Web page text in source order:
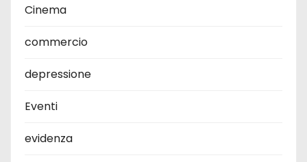
Cinema
commercio
depressione
Eventi
evidenza